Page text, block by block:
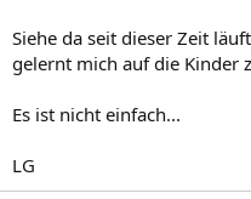
Siehe da seit dieser Zeit
gelernt mich auf die Kinder
Es ist nicht einfach...
LG